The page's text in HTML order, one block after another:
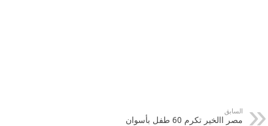
السابق
مصر االخير تكرم 60 طفل بأسوان